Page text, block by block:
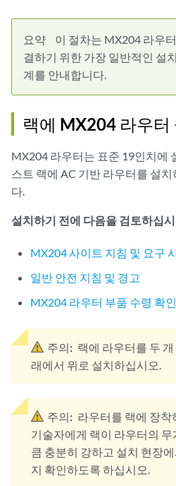
요약
이 절차는 MX204 라우
결하기 위한 가장 일반적인 설
계를 안내합니다.
랙에 MX204 라우터
MX204 라우터는 표준 19인치에
스트 랙에 AC 기반 라우터를 설
다.
설치하기 전에 다음을 검토하십
MX204 사이트 지침 및 요구
일반 안전 지침 및 경고
MX204 라우터 부품 수령 확인
주의: 랙에 라우터를 두
래에서 위로 설치하십시오.
주의: 라우터를 랙에 장착
기술자에게 랙이 라우터의
큼 충분히 강하고 설치 현장
지 확인하도록 하십시오.